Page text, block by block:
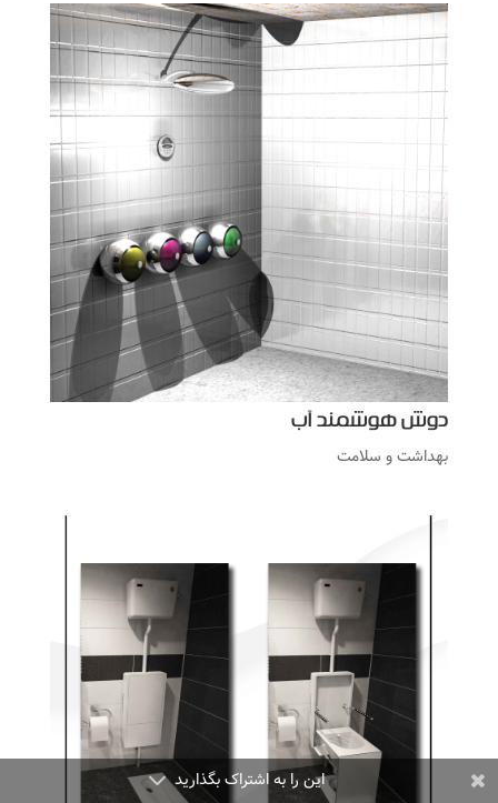
دوش هوشمند آب
بهداشت و سلامت
این را به اشتراک بگذارید